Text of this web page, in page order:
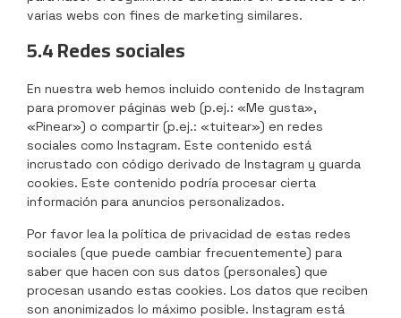
varias webs con fines de marketing similares.
5.4 Redes sociales
En nuestra web hemos incluido contenido de Instagram
para promover páginas web (p.ej.: «Me gusta»,
«Pinear») o compartir (p.ej.: «tuitear») en redes
sociales como Instagram. Este contenido está
incrustado con código derivado de Instagram y guarda
cookies. Este contenido podría procesar cierta
información para anuncios personalizados.
Por favor lea la política de privacidad de estas redes
sociales (que puede cambiar frecuentemente) para
saber que hacen con sus datos (personales) que
procesan usando estas cookies. Los datos que reciben
son anonimizados lo máximo posible. Instagram está